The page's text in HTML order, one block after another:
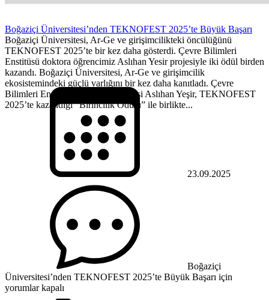
Boğaziçi Üniversitesi’nden TEKNOFEST 2025’te Büyük Başarı
Boğaziçi Üniversitesi, Ar-Ge ve girişimcilikteki öncülüğünü
TEKNOFEST 2025’te bir kez daha gösterdi. Çevre Bilimleri
Enstitüsü doktora öğrencimiz Aslıhan Yesir projesiyle iki ödül birden
kazandı. Boğaziçi Üniversitesi, Ar-Ge ve girişimcilik
ekosistemindeki güçlü varlığını bir kez daha kanıtladı. Çevre
Bilimleri Enstitüsü doktora öğrencisi Aslıhan Yeşir, TEKNOFEST
2025’te kazandığı “Birincilik Ödülü” ile birlikte...
23.09.2025
Boğaziçi
Üniversitesi’nden TEKNOFEST 2025’te Büyük Başarı için
yorumlar kapalı